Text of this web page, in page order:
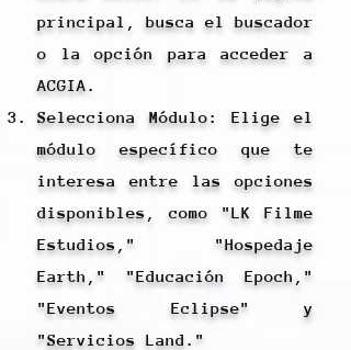
principal, busca el buscador
o la opción para acceder a
ACGIA.
Selecciona Módulo: Elige el
módulo específico que te
interesa entre las opciones
disponibles, como "LK Filme
Estudios," "Hospedaje
Earth," "Educación Epoch,"
"Eventos Eclipse" y
"Servicios Land."